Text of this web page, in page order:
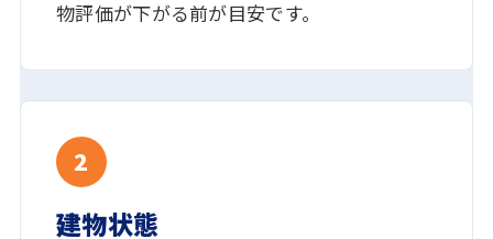
物評価が下がる前が目安です。
2
建物状態